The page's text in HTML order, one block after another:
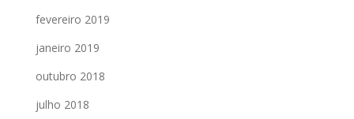
fevereiro 2019
janeiro 2019
outubro 2018
julho 2018